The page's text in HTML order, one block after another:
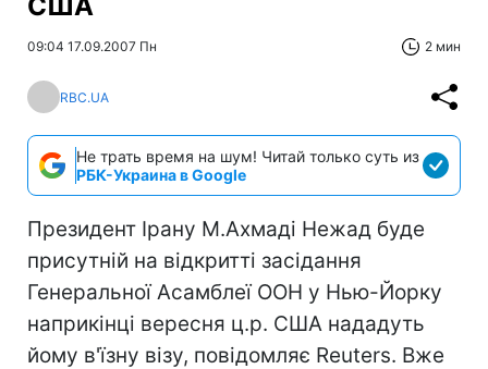
09:04 17.09.2007 Пн 2 мин
RBC.UA
Не трать время на шум! Читай только суть из
РБК-Украина в Google
Президент Ірану М.Ахмаді Нежад буде
присутній на відкритті засідання
Генеральної Асамблеї ООН у Нью-Йорку
наприкінці вересня ц.р. США нададуть
йому в'їзну візу, повідомляє Reuters. Вже